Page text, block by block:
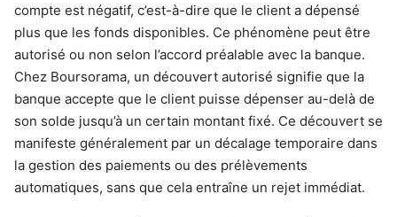
compte est négatif, c’est-à-dire que le client a dépensé
plus que les fonds disponibles. Ce phénomène peut être
autorisé ou non selon l’accord préalable avec la banque.
Chez Boursorama, un découvert autorisé signifie que la
banque accepte que le client puisse dépenser au-delà de
son solde jusqu’à un certain montant fixé. Ce découvert se
manifeste généralement par un décalage temporaire dans
la gestion des paiements ou des prélèvements
automatiques, sans que cela entraîne un rejet immédiat.